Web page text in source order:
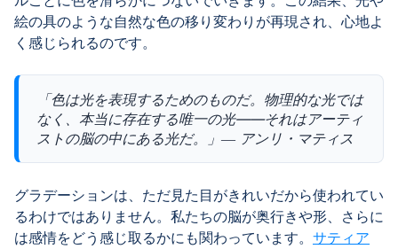
絵の具のような自然な色の移り変わりが再現され、心地よ
く感じられるのです。
「色は光を表現するためのものだ。物理的な光では
なく、本当に存在する唯一の光——それはアーティ
ストの脳の中にある光だ。」― アンリ・マティス
グラデーションは、ただ見た目がきれいだから使われてい
るわけではありません。私たちの脳が奥行きや形、さらに
は感情をどう感じ取るかにも関わっています。 サティア